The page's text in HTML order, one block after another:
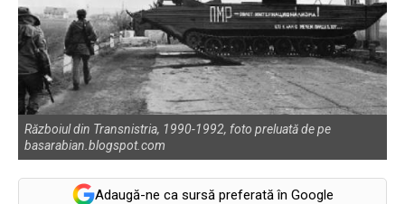
Războiul din Transnistria, 1990-1992, foto preluată de pe
basarabian.blogspot.com
Adaugă-ne ca sursă preferată în Google